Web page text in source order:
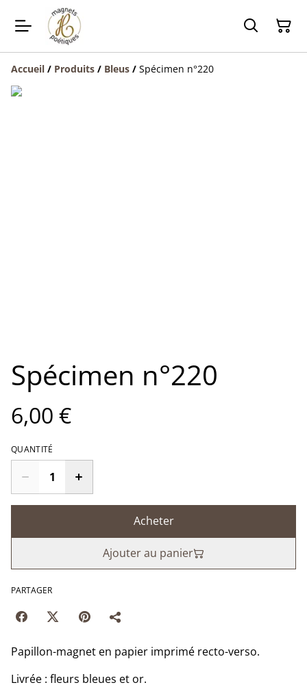
Accueil / Produits / Bleus / Spécimen n°220
Spécimen n°220
6,00 €
QUANTITÉ
Acheter
Ajouter au panier
PARTAGER
Papillon-magnet en papier imprimé recto-verso.
Livrée : fleurs bleues et or.